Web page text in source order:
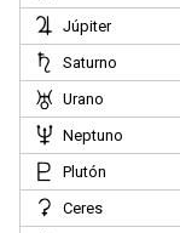
Júpiter
Saturno
Urano
Neptuno
Plutón
Ceres